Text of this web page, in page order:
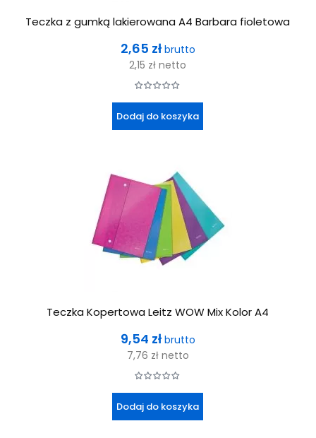
Teczka z gumką lakierowana A4 Barbara fioletowa
Cena
2,65 zł brutto
2,15 zł netto
Dodaj do koszyka
Teczka Kopertowa Leitz WOW Mix Kolor A4
Cena
9,54 zł brutto
7,76 zł netto
Dodaj do koszyka